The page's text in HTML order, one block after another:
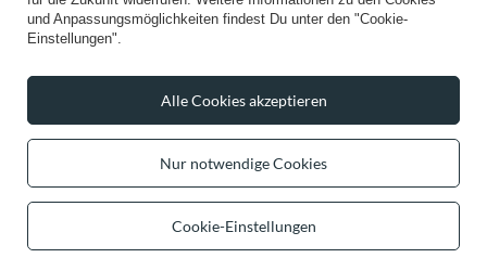
und Anpassungsmöglichkeiten findest Du unter den "Cookie-
Einstellungen".
Nur notwendige Cookies
Cookie-Einstellungen
Alle Cookies akzeptieren